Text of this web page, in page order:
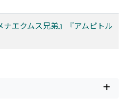
ナエクムス兄弟』『アムピトル